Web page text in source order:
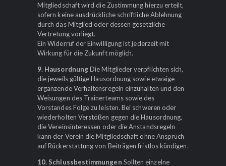
Mitgliedschaft wird die Zustimmung hierzu erteilt,
sofern keine ausdrückliche schriftliche Ablehnung
durch das Mitglied oder dessen gesetzliche
Vertretung vorliegt.
Ein Widerruf der Einwilligung ist jederzeit mit
Wirkung für die Zukunft möglich.
9. HausordnungDie Mitglieder verpflichten sich,
die jeweils gültige Hausordnung sowie etwaige
ergänzende Verhaltensregeln einzuhalten und den
Weisungen des Trainerteams sowie des
Vorstandes Folge zu leisten. Bei schweren oder
wiederholten Verstößen gegen die Hausordnung,
die Vereinsinteressen oder die Anstandsregeln
kann der Verein die Mitgliedschaft ohne Anspruch
auf Rückerstattung von Beiträgen fristlos kündigen.
10. Schlussbestimmungen Sollten einzelne